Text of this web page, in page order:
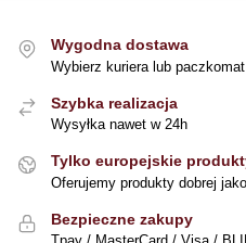
Wygodna dostawa
Wybierz kuriera lub paczkomat
Szybka realizacja
Wysyłka nawet w 24h
Tylko europejskie
Oferujemy produkty dobrej
Bezpieczne zakupy